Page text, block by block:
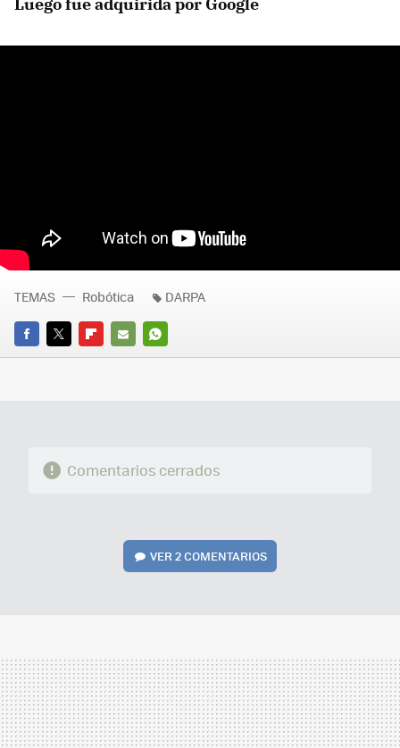
FACEBOOK
TWITTERFLIPBOARD
E-
WHATSAPP
TEMAS Robótica DARPA
Comentarios cerrados
VER2 COMENTARIOS